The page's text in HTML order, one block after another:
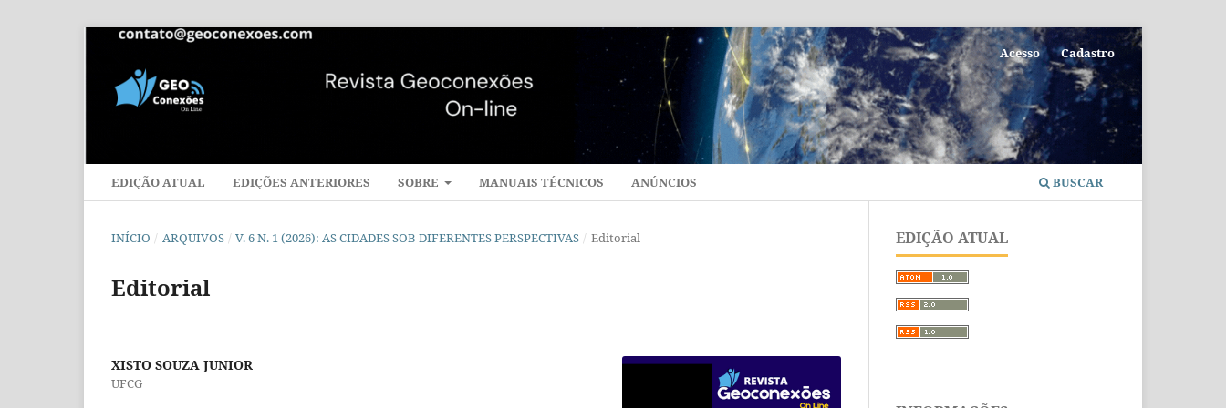
EDIÇÃO ATUAL EDIÇÕES ANTERIORES SOBRE MANUAIS TÉCNICOS ANÚNCIOS BUSCAR
Acesso Cadastro
INÍCIO / ARQUIVOS / V. 6 N. 1 (2026): AS CIDADES SOB DIFERENTES PERSPECTIVAS / Editorial
Editorial
XISTO SOUZA JUNIOR
UFCG
EDIÇÃO ATUAL